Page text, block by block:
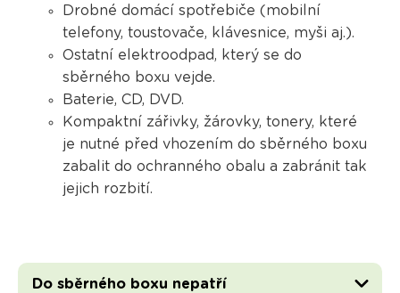
Drobné domácí spotřebiče (mobilní
telefony, toustovače, klávesnice, myši aj.).
Ostatní elektroodpad, který se do
sběrného boxu vejde.
Baterie, CD, DVD.
Kompaktní zářivky, žárovky, tonery, které
je nutné před vhozením do sběrného boxu
zabalit do ochranného obalu a zabránit tak
jejich rozbití.
Do sběrného boxu nepatří